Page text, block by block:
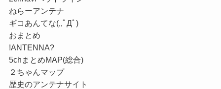
ねらーアンテナ
ギコあんてな(,,ﾟДﾟ)
おまとめ
!ANTENNA?
5chまとめMAP(総合)
２ちゃんマップ
歴史のアンテナサイト